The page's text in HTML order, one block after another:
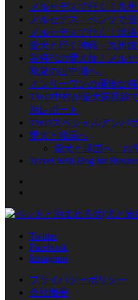
メルセデスで行く！九
メルセデス・ベンツで
メルセデスで行く！淡
愛犬と行く沖縄・九州旅
新時代の愛犬旅！メル
晩夏の山中湖へ。
オンリーワンの優雅な
TWD中村が愛犬家目線
泊レポート
TWDスペシャルアンバ
愛犬と韓国へ
愛犬と韓国へ お
Travel With Dog for
Twitter
Facebook
Instagram
プライバシーポリシー
会社概要